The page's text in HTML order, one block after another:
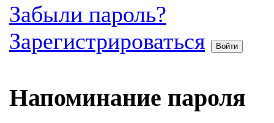
Забыли пароль?
Зарегистрироваться
Войти
Напоминание пароля